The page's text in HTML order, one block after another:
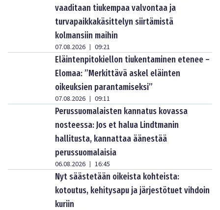
vaaditaan tiukempaa valvontaa ja
turvapaikkakäsittelyn siirtämistä
kolmansiin maihin
07.08.2026 | 09:21
Eläintenpitokiellon tiukentaminen etenee –
Elomaa: ”Merkittävä askel eläinten
oikeuksien parantamiseksi”
07.08.2026 | 09:11
Perussuomalaisten kannatus kovassa
nosteessa: Jos et halua Lindtmanin
hallitusta, kannattaa äänestää
perussuomalaisia
06.08.2026 | 16:45
Nyt säästetään oikeista kohteista:
kotoutus, kehitysapu ja järjestötuet vihdoin
kuriin